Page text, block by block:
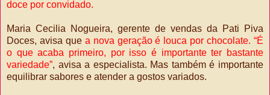
doce por convidado.
Maria Cecilia Nogueira, gerente de vendas da Pati Piva
Doces, avisa que a nova geração é louca por chocolate. “É
o que acaba primeiro, por isso é importante ter bastante
variedade”, avisa a especialista. Mas também é importante
equilibrar sabores e atender a gostos variados.